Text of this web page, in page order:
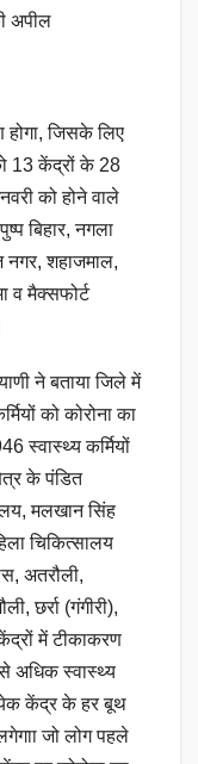
अपील
जिसके लिए
13 केंद्रों के 28
को होने वाले
बिहार, नगला
नगर, शहाजमाल,
व मैक्सफोर्ट
ने बताया जिले में
को कोरोना का
स्वास्थ्य कर्मियों
के पंडित
मलखान सिंह
चिकित्सालय
अतरौली,
छर्रा (गंगीरी),
में टीकाकरण
अधिक स्वास्थ्य
केंद्र के हर बूथ
जो लोग पहले